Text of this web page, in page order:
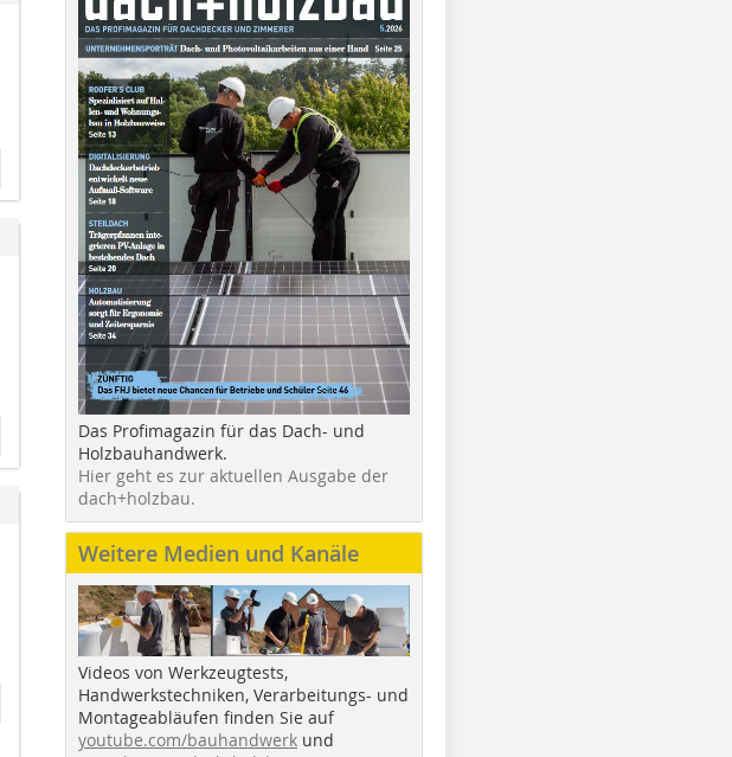
Das Profimagazin für das Dach- und
Holzbauhandwerk.
Hier geht es zur aktuellen Ausgabe der
dach+holzbau.
Weitere Medien und Kanäle
Videos von Werkzeugtests,
Handwerkstechniken, Verarbeitungs- und
Montageabläufen finden Sie auf
youtube.com/bauhandwerk und